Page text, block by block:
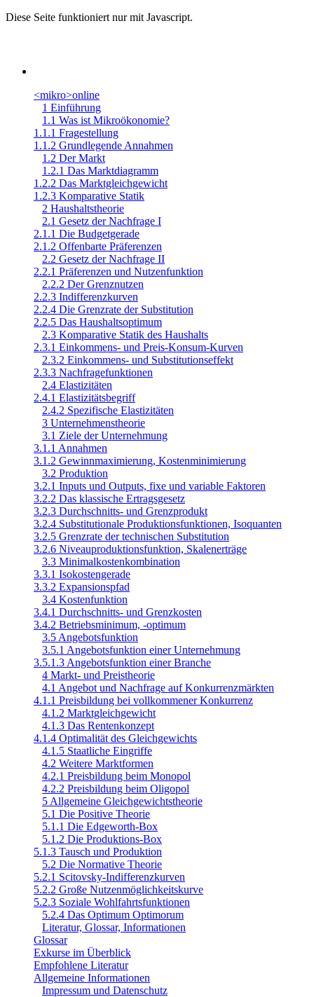
Diese Seite funktioniert nur mit Javascript.
<mikro>online
1 Einführung
1.1 Was ist Mikroökonomie?
1.1.1 Fragestellung
1.1.2 Grundlegende Annahmen
1.2 Der Markt
1.2.1 Das Marktdiagramm
1.2.2 Das Marktgleichgewicht
1.2.3 Komparative Statik
2 Haushaltstheorie
2.1 Gesetz der Nachfrage I
2.1.1 Die Budgetgerade
2.1.2 Offenbarte Präferenzen
2.2 Gesetz der Nachfrage II
2.2.1 Präferenzen und Nutzenfunktion
2.2.2 Der Grenznutzen
2.2.3 Indifferenzkurven
2.2.4 Die Grenzrate der Substitution
2.2.5 Das Haushaltsoptimum
2.3 Komparative Statik des Haushalts
2.3.1 Einkommens- und Preis-Konsum-Kurven
2.3.2 Einkommens- und Substitutionseffekt
2.3.3 Nachfragefunktionen
2.4 Elastizitäten
2.4.1 Elastizitätsbegriff
2.4.2 Spezifische Elastizitäten
3 Unternehmenstheorie
3.1 Ziele der Unternehmung
3.1.1 Annahmen
3.1.2 Gewinnmaximierung, Kostenminimierung
3.2 Produktion
3.2.1 Inputs und Outputs, fixe und variable Faktoren
3.2.2 Das klassische Ertragsgesetz
3.2.3 Durchschnitts- und Grenzprodukt
3.2.4 Substitutionale Produktionsfunktionen, Isoquanten
3.2.5 Grenzrate der technischen Substitution
3.2.6 Niveauproduktionsfunktion, Skalenerträge
3.3 Minimalkostenkombination
3.3.1 Isokostengerade
3.3.2 Expansionspfad
3.4 Kostenfunktion
3.4.1 Durchschnitts- und Grenzkosten
3.4.2 Betriebsminimum, -optimum
3.5 Angebotsfunktion
3.5.1 Angebotsfunktion einer Unternehmung
3.5.1.3 Angebotsfunktion einer Branche
4 Markt- und Preistheorie
4.1 Angebot und Nachfrage auf Konkurrenzmärkten
4.1.1 Preisbildung bei vollkommener Konkurrenz
4.1.2 Marktgleichgewicht
4.1.3 Das Rentenkonzept
4.1.4 Optimalität des Gleichgewichts
4.1.5 Staatliche Eingriffe
4.2 Weitere Marktformen
4.2.1 Preisbildung beim Monopol
4.2.2 Preisbildung beim Oligopol
5 Allgemeine Gleichgewichtstheorie
5.1 Die Positive Theorie
5.1.1 Die Edgeworth-Box
5.1.2 Die Produktions-Box
5.1.3 Tausch und Produktion
5.2 Die Normative Theorie
5.2.1 Scitovsky-Indifferenzkurven
5.2.2 Große Nutzenmöglichkeitskurve
5.2.3 Soziale Wohlfahrtsfunktionen
5.2.4 Das Optimum Optimorum
Literatur, Glossar, Informationen
Glossar
Exkurse im Überblick
Empfohlene Literatur
Allgemeine Informationen
Impressum und Datenschutz